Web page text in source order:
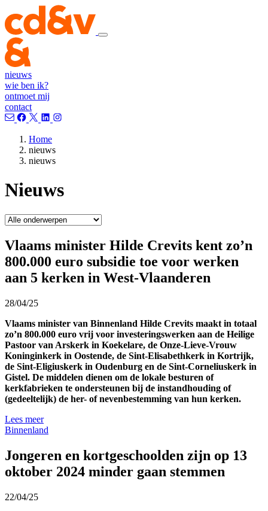
nieuws
wie ben ik?
ontmoet mij
contact
Home
nieuws
nieuws
Nieuws
Vlaams minister Hilde Crevits kent zo’n
800.000 euro subsidie toe voor werken
aan 5 kerken in West-Vlaanderen
28/04/25
Vlaams minister van Binnenland Hilde Crevits maakt in totaal
zo’n 800.000 euro vrij voor investeringswerken aan de Heilige
Pastoor van Arskerk in Koekelare, de Onze-Lieve-Vrouw
Koninginkerk in Oostende, de Sint-Elisabethkerk in Kortrijk,
de Sint-Eligiuskerk in Oudenburg en de Sint-Corneliuskerk in
Gistel. De middelen dienen om de lokale besturen of
kerkfabrieken te ondersteunen bij de instandhouding of
(gedeeltelijk) de her- of nevenbestemming van hun kerken.
Lees meer
Binnenland
Jongeren en kortgeschoolden zijn op 13
oktober 2024 minder gaan stemmen
22/04/25